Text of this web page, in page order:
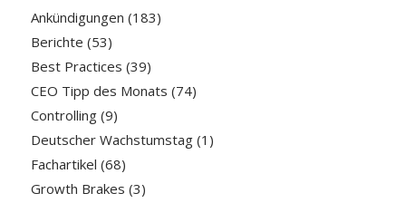
Ankündigungen (183)
Berichte (53)
Best Practices (39)
CEO Tipp des Monats (74)
Controlling(9)
Deutscher Wachstumstag(1)
Fachartikel (68)
Growth Brakes (3)